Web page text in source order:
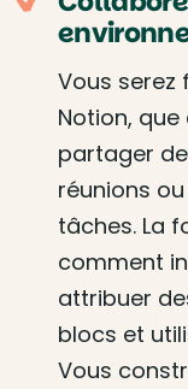
Vous serez
Notion,
partager
réunions
tâches. La
comment
attribuer
blocs et
Vous